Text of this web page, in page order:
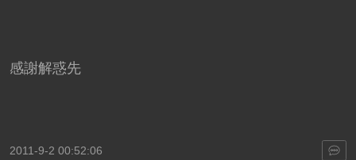
感謝解惑先
2011-9-2 00:52:06